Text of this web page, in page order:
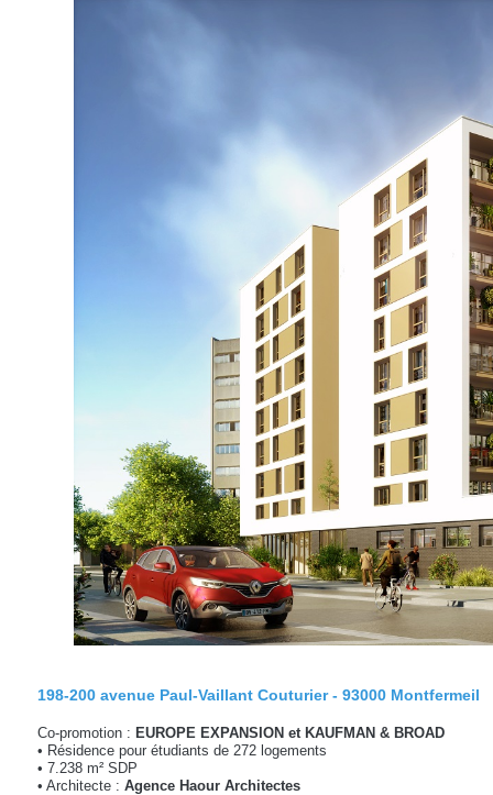
198-200 avenue Paul-Vaillant Couturier - 93000 Montfermeil
Co-promotion : EUROPE EXPANSION et KAUFMAN & BROAD
• Résidence pour étudiants de 272 logements
• 7.238 m² SDP
• Architecte : Agence Haour Architectes